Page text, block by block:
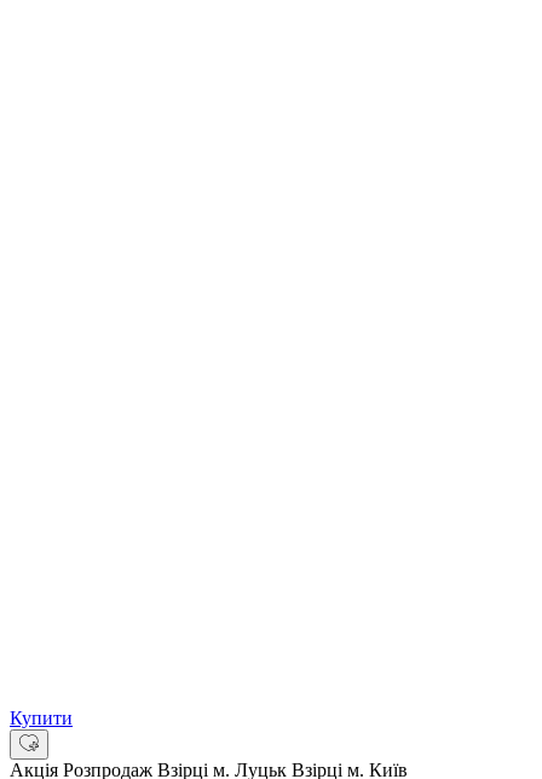
Купити
Акція Розпродаж Взірці м. Луцьк Взірці м. Київ